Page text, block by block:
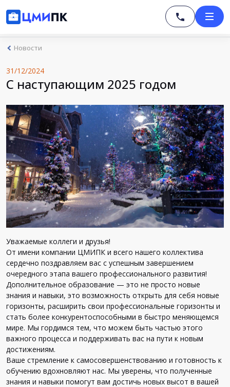
Новости
31/12/2024
С наступающим 2025 годом
Уважаемые коллеги и друзья!
От имени компании ЦМИПК и всего нашего коллектива
сердечно поздравляем вас с успешным завершением
очередного этапа вашего профессионального развития!
Дополнительное образование — это не просто новые
знания и навыки, это возможность открыть для себя новые
горизонты, расширить свои профессиональные горизонты и
стать более конкурентоспособными в быстро меняющемся
мире. Мы гордимся тем, что можем быть частью этого
важного процесса и поддерживать вас на пути к новым
достижениям.
Ваше стремление к самосовершенствованию и готовность к
обучению вдохновляют нас. Мы уверены, что полученные
знания и навыки помогут вам достичь новых высот в вашей